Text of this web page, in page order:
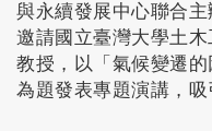
與永續發展中心聯合主
邀請國立臺灣大學土
教授，以「氣候變遷的
為題發表專題演講，吸